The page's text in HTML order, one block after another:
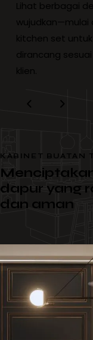
Lihat berbagai
wujudkan—mulai
kitchen set
dirancang
klien.
KABINET BUATAN
dapur yang
dan aman